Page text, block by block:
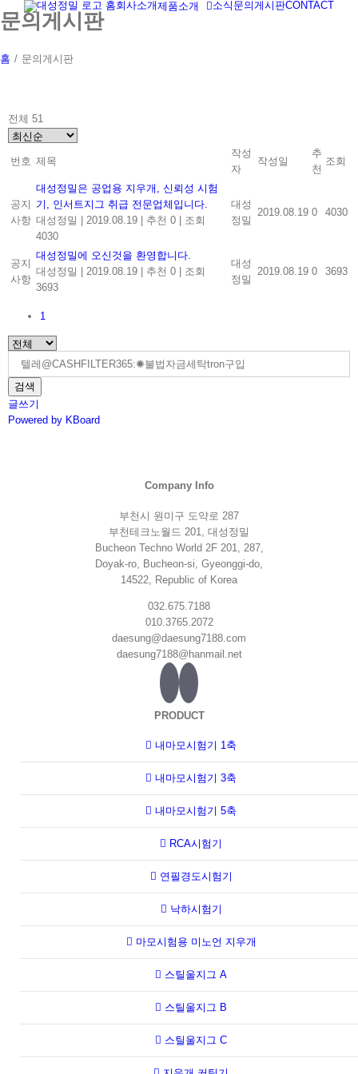
to
홈회사소개제품소개 소식 문의게시판CONTACT
문의게시판
홈 / 문의게시판
전체 51
번호 제목
작성
자
작성일
추
천
조회
공지
사항
대성정밀은 공업용 지우개, 신뢰성 시험
기, 인서트지그 취급 전문업체입니다.
대성정밀
2019.08.19 추천 0
조회
4030
대성
정밀
2019.08.19 0 4030
공지
사항
대성정밀에 오신것을 환영합니다.
대성정밀
2019.08.19 추천 0
조회
3693
대성
정밀
2019.08.19 0 3693
1
검색
글쓰기
Powered by KBoard
Company Info
부천시 원미구 도약로 287
부천테크노월드 201, 대성정밀
Bucheon Techno World 2F 201, 287,
Doyak-ro, Bucheon-si, Gyeonggi-do,
14522, Republic of Korea
032.675.7188
010.3765.2072
daesung@daesung7188.com
daesung7188@hanmail.net
PRODUCT
내마모시험기 1축
내마모시험기 3축
내마모시험기 5축
RCA시험기
연필경도시험기
낙하시험기
마모시험용 미노언 지우개
스틸울지그 A
스틸울지그 B
스틸울지그 C